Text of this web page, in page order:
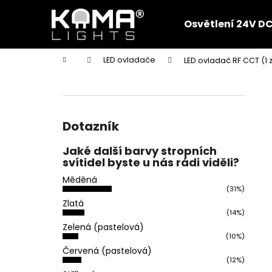
Osvětlení 24V DC
Domů LED ovladače LED ovladač RF CCT (1
Dotazník
Jaké další barvy stropních
svítidel byste u nás rádi viděli?
Měděná
(31%)
Zlatá
(14%)
Zelená (pastelová)
(10%)
Červená (pastelová)
(12%)
í
Zpět
do
Zpět
do